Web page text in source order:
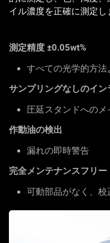
イル濃度を正確に測定し
測定精度 ±0.05wt%
すべての光学的方法
サンプリングなしのイン
圧延スタンドへの
作動油の検出
漏れの即時警告
完全メンテナンスフリー
可動部品がなく、